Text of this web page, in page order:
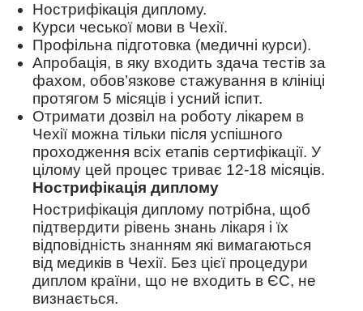
Нострифікація диплому.
Курси чеської мови в Чехії.
Профільна підготовка (медичні курси).
Апробація, в яку входить здача тестів за
фахом, обов’язкове стажування в клініці
протягом 5 місяців і усний іспит.
Отримати дозвіл на роботу лікарем в
Чехії можна тільки після успішного
проходження всіх етапів сертифікації. У
цілому цей процес триває 12-18 місяців.
Нострифікація диплому
Нострифікація диплому потрібна, щоб
підтвердити рівень знань лікаря і їх
відповідність знанням які вимагаються
від медиків в Чехії. Без цієї процедури
диплом країни, що не входить в ЄС, не
визнається.